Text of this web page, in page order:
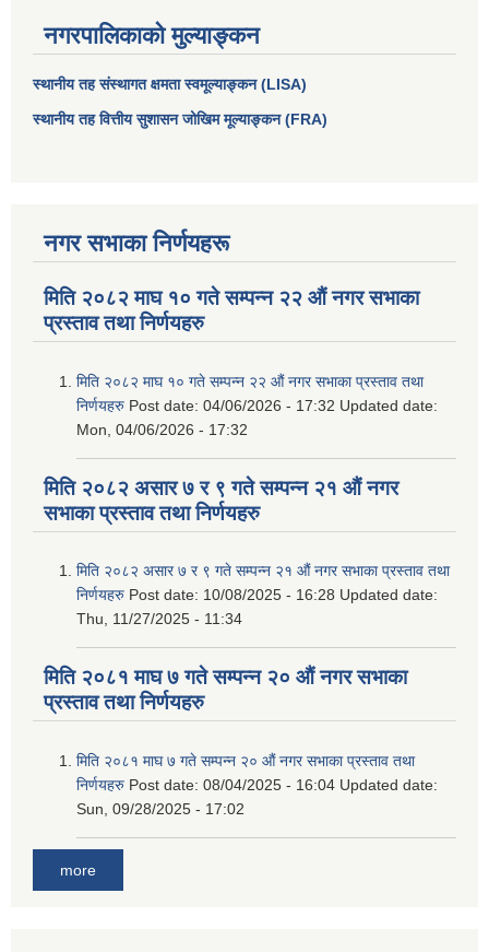
नगरपालिकाको मुल्याङ्कन
स्थानीय तह संस्थागत क्षमता स्वमूल्याङ्कन (LISA)
स्थानीय तह वित्तीय सुशासन जोखिम मूल्याङ्कन (FRA)
नगर सभाका निर्णयहरू
मिति २०८२ माघ १० गते सम्पन्न २२ औं नगर सभाका
प्रस्ताव तथा निर्णयहरु
मिति २०८२ माघ १० गते सम्पन्न २२ औं नगर सभाका प्रस्ताव तथा
निर्णयहरु Post date: 04/06/2026 - 17:32 Updated date:
Mon, 04/06/2026 - 17:32
मिति २०८२ असार ७ र ९ गते सम्पन्न २१ औं नगर
सभाका प्रस्ताव तथा निर्णयहरु
मिति २०८२ असार ७ र ९ गते सम्पन्न २१ औं नगर सभाका प्रस्ताव तथा
निर्णयहरु Post date: 10/08/2025 - 16:28 Updated date:
Thu, 11/27/2025 - 11:34
मिति २०८१ माघ ७ गते सम्पन्न २० औं नगर सभाका
प्रस्ताव तथा निर्णयहरु
मिति २०८१ माघ ७ गते सम्पन्न २० औं नगर सभाका प्रस्ताव तथा
निर्णयहरु Post date: 08/04/2025 - 16:04 Updated date:
Sun, 09/28/2025 - 17:02
more